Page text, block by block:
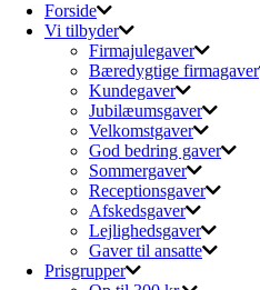
Forside
Vi tilbyder
Firmajulegaver
Bæredygtige firmagaver
Kundegaver
Jubilæumsgaver
Velkomstgaver
God bedring gaver
Sommergaver
Receptionsgaver
Afskedsgaver
Lejlighedsgaver
Gaver til ansatte
Prisgrupper